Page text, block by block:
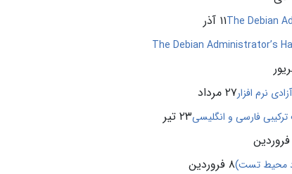
۱۱ آذر
نرم افزار۲۷ مرداد
ترکیبی فارسی و انگلیسی۲۳ تیر
۸ فروردین